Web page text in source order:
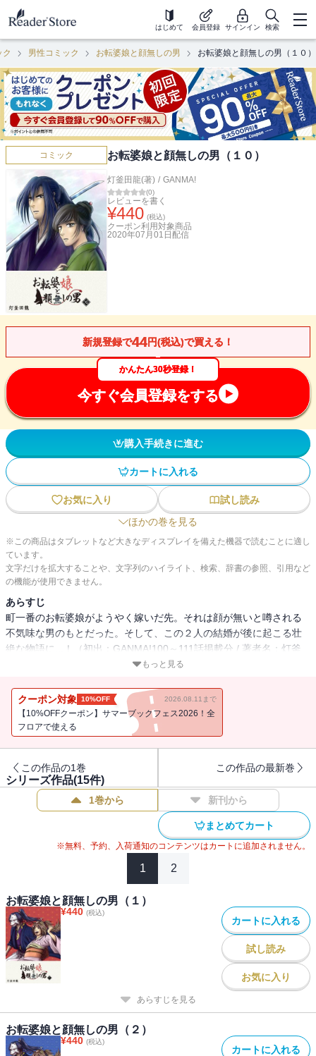
はじめて 会員登録 サインイン 検索
ク 男性コミック お転婆娘と顔無しの男 お転婆娘と顔無しの男（１０）
コミック お転婆娘と顔無しの男（１０）
灯釜田龍(著) / GANMA!
(0)
レビューを書く
¥440 (税込)
クーポン利用対象商品
2020年07月01日 配信
新規登録で44円(税込)で買える！
かんたん30秒登録！
今すぐ会員登録をする
購入手続きに進む
カートに入れる
お気に入り
試し読み
ほかの巻を見る
※この商品はタブレットなど大きなディスプレイを備えた機器で読むことに適し
ています。
文字だけを拡大することや、文字列のハイライト、検索、辞書の参照、引用など
の機能が使用できません。
あらすじ
町一番のお転婆娘がようやく嫁いだ先。それは顔が無いと噂される
不気味な男のもとだった。そして、この２人の結婚が後に起こる壮
絶な物語に...！（初出：GANMA!100～111話掲載分 / 著者名：灯釜
もっと見る
クーポン対象 10%OFF 2026.08.11まで
【10%OFFクーポン】サマーブックフェス2026！全
フロアで使える
この作品の1巻 この作品の最新巻
シリーズ作品(15件)
1巻から 新刊から
まとめてカート
※無料、予約、入荷通知のコンテンツはカートに追加されません。
1 2
お転婆娘と顔無しの男（１）
¥440 (税込)
カートに入れる
試し読み
お気に入り
あらすじを見る
お転婆娘と顔無しの男（２）
¥440 (税込)
カートに入れる